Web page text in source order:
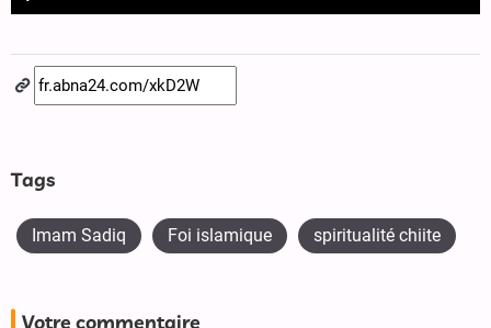
Play Mute Settings
PIP Enter
Tags
Imam Sadiq Foi islamique spiritualité chiite